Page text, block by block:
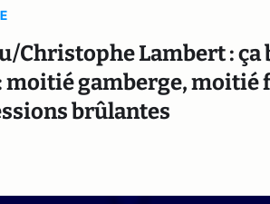
Christophe Lambert : ça
gamberge, moitié
brûlantes